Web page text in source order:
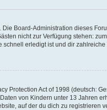
Board-Administration dieses
nicht zur Verfügung stehen:
erledigt ist und dir zahlreiche
Protection Act of 1998 (deutsch:
von Kindern unter 13 Jahren
auf der du dich zu registrieren